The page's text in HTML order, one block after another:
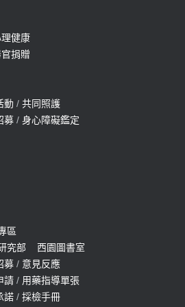
公費懶人包！這幾項檢
做虧大了
部位 骨科醫坦言：不
節
星因癲癇猝逝 老人小
點出8大前兆
感及新冠疫苗】門診
健康
捐贈
動 / 共同照護
募 / 身心障礙鑑定
區
究部
西園圖書室
募 / 意見反應
請 / 用藥指導單張
諾 / 採檢手冊